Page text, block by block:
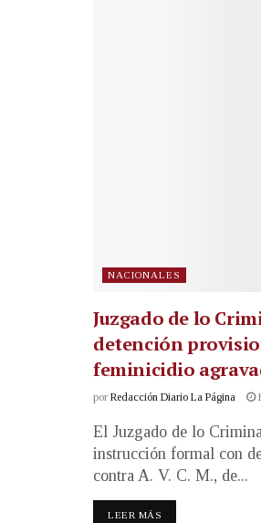
NACIONALES
Juzgado de lo
detención
feminicidio
por Redacción Diario La Página
El Juzgado de lo
instrucción formal con
contra A. V. C. M., de...
LEER MÁS